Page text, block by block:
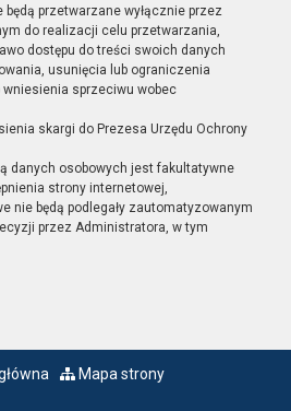
będą przetwarzane wyłącznie przez
do realizacji celu przetwarzania,
dostępu do treści swoich danych
usunięcia lub ograniczenia
sprzeciwu wobec
skargi do Prezesa Urzędu Ochrony
danych osobowych jest fakultatywne
strony internetowej,
nie będą podlegały zautomatyzowanym
przez Administratora, w tym
Mapa strony